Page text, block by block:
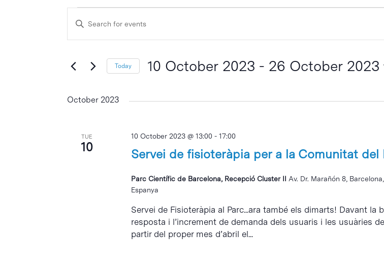
Hit enter to search or ESC to close
Events
Events
Search
Views
Enter
Events
Keyword.
Today 10 October 2023 - 26 October 2023
October 2023
TUE
10 Servei de fisioteràpia per a la Comunitat del
10 October 2023 @ 13:00- 17:00
Parc Científic de Barcelona, Recepció Cluster II Av. Dr. Marañón 8,
Espanya
Servei de Fisioteràpia al Parc...ara també els dimarts! Davant la
resposta i l’increment de demanda dels usuaris i les usuàries
partir del proper mes d’abril el...